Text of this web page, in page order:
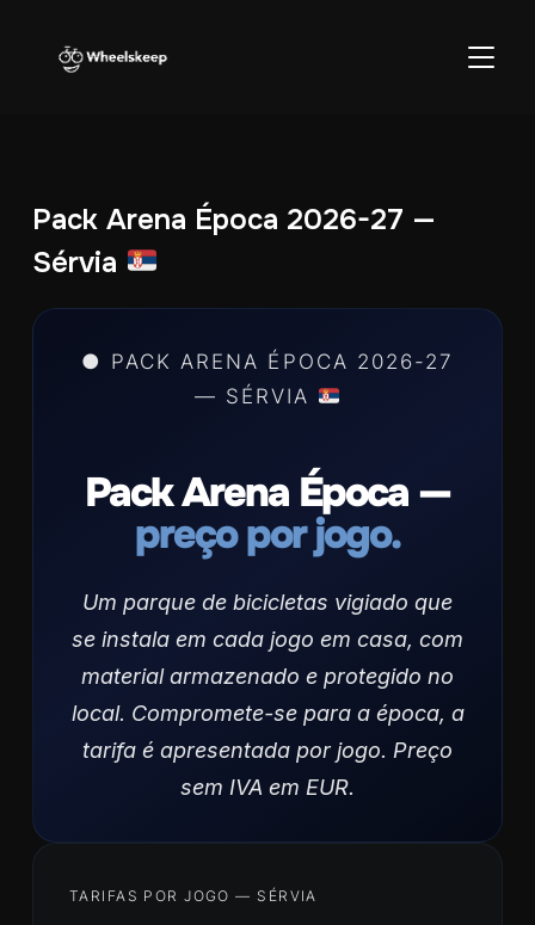
Pack Arena Época 2026-27 —
Sérvia
● PACK ARENA ÉPOCA 2026-27
— SÉRVIA
Pack Arena Época —
preço por jogo.
Um parque de bicicletas vigiado que
se instala em cada jogo em casa, com
material armazenado e protegido no
local. Compromete-se para a época, a
tarifa é apresentada por jogo. Preço
sem IVA em EUR.
TARIFAS POR JOGO — SÉRVIA